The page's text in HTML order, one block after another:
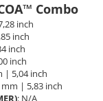
Combo
inch
inch
inch
inch
| 5,04 inch
mm | 5,83 inch
: N/A